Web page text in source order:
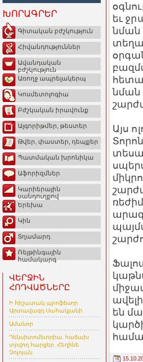
ԽՈՐԱԳՐԵՐ
Գիտական բժշկություն
Հիվանդություններ
Ավանդական
բժշկություն
Առողջ ապրելակերպ
Կոսմետոլոգիա
Բժշկական իրավունք
Ալգորիթմեր, թեստեր
Թվեր, փաստեր, դեպքեր
Պատմական խրոնիկա
Աֆորիզմներ
Կարիերային
սանդուղքով
Երեխա
Կին
Տղամարդ
Ռեյթինգային
համակարգ
ՎԵՐՋԻՆ
ՀՈԴՎԱԾՆԵՐԸ
Ի հիշատակ պրոֆեսոր
Արտավազդ Սահակյանի
Ամանոր
Դենսիտոմետրիա. հաճախ
տրվող հարցեր. Հեղինե
Չոլոյան
եւ
նման
նման
Այս
են